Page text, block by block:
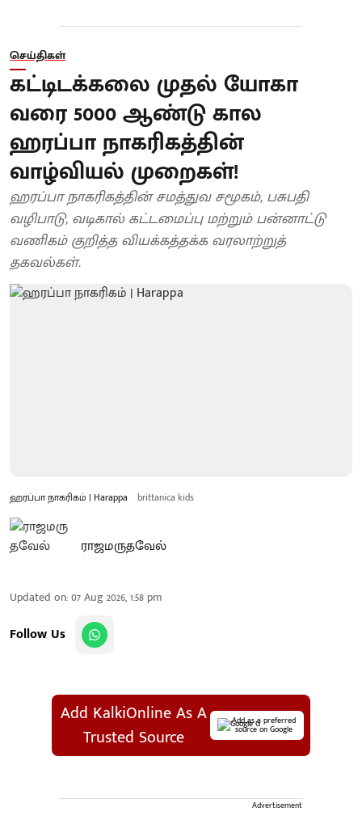
செய்திகள்
கட்டிடக்கலை முதல் யோகா
வரை 5000 ஆண்டு கால
ஹரப்பா நாகரிகத்தின்
வாழ்வியல் முறைகள்!
ஹரப்பா நாகரிகத்தின் சமத்துவ சமூகம், பசுபதி
வழிபாடு, வடிகால் கட்டமைப்பு மற்றும் பன்னாட்டு
வணிகம் குறித்த வியக்கத்தக்க வரலாற்றுத்
தகவல்கள்.
ஹரப்பா நாகரிகம் | Harappa brittanica kids
ராஜமருதவேல்
Updated on:07 Aug 2026, 1:58 pm
Follow Us
Add KalkiOnline As A
Trusted Source
Add as a preferred
source on Google
Advertisement